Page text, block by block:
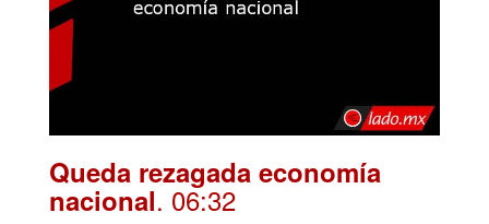
Queda rezagada economía
nacional. 06:32